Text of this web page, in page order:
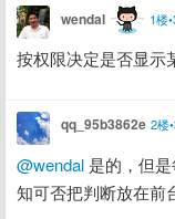
wendal 1楼
按权限决定是否显示
qq_95b3862e 2楼
@wendal 是的，但
知可否把判断放在前